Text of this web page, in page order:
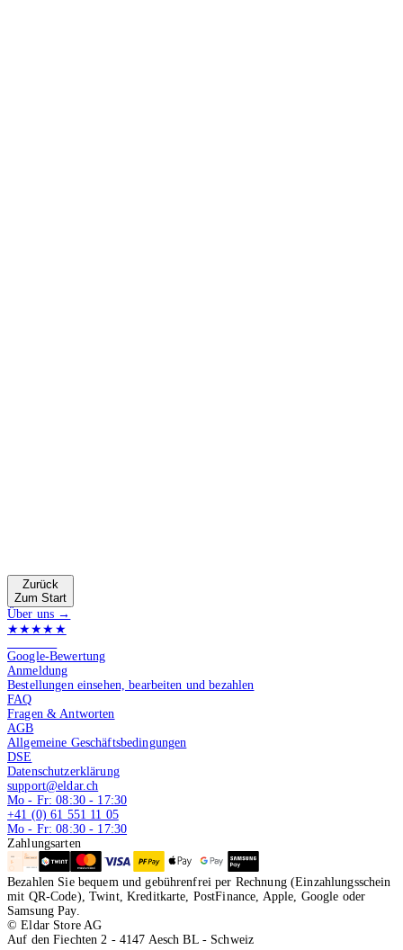
Zurück
Zum Start
Über uns →
★★★★★
Google-Bewertung
Anmeldung
Bestellungen einsehen, bearbeiten und bezahlen
FAQ
Fragen & Antworten
AGB
Allgemeine Geschäftsbedingungen
DSE
Datenschutzerklärung
support@eldar.ch
Mo - Fr: 08:30 - 17:30
+41 (0) 61 551 11 05
Mo - Fr: 08:30 - 17:30
Zahlungsarten
Bezahlen Sie bequem und gebührenfrei per Rechnung (Einzahlungsschein
mit QR-Code), Twint, Kreditkarte, PostFinance, Apple, Google oder
Samsung Pay.
© Eldar Store AG
Auf den Fiechten 2 - 4147 Aesch BL - Schweiz